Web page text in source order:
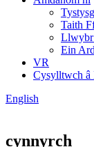
Taith
Llwybr
Ein
VR
Cysylltwch â
English
cynnyrch